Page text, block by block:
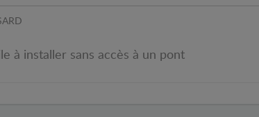
à installer sans accès à un pont